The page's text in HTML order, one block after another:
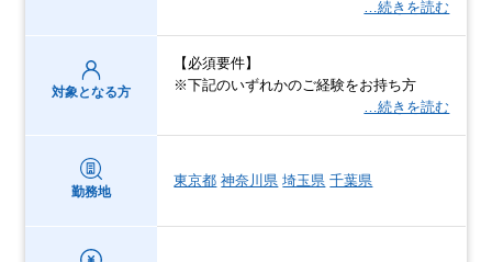
…続きを読む
対象となる方
【必須要件】
※下記のいずれかのご経験をお持ち方
…続きを読む
勤務地
東京都 神奈川県 埼玉県 千葉県